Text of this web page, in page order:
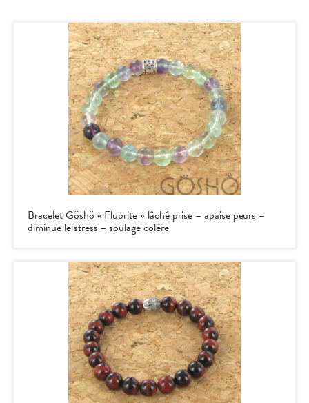
Bracelet Göshö « Fluorite » lâché prise – apaise peurs –
diminue le stress – soulage colère